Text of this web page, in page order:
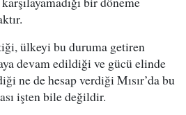
ülkeyi bu duruma getiren
devam edildiği ve gücü elinde
ne de hesap verdiği Mısır’da bu
işten bile değildir.